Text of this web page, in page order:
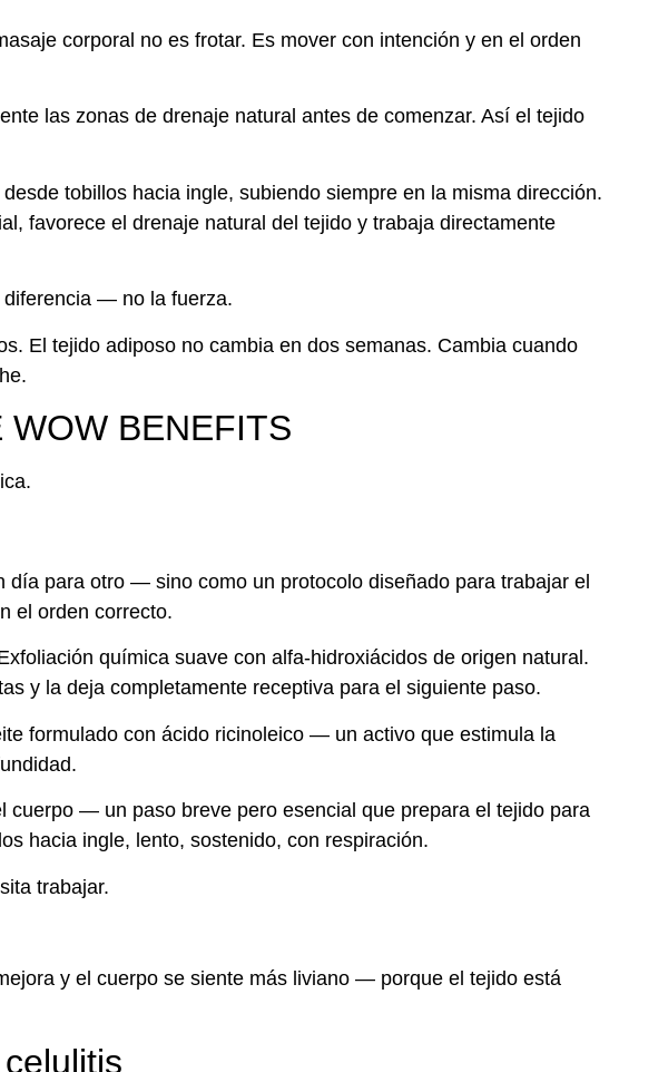
corporal no es frotar. Es mover con intención y en el orden
las zonas de drenaje natural antes de comenzar. Así el tejido
tobillos hacia ingle, subiendo siempre en la misma dirección.
favorece el drenaje natural del tejido y trabaja directamente
diferencia — no la fuerza.
El tejido adiposo no cambia en dos semanas. Cambia cuando
BENEFITS
día para otro — sino como un protocolo diseñado para trabajar el
el orden correcto.
química suave con alfa-hidroxiácidos de origen natural.
y la deja completamente receptiva para el siguiente paso.
formulado con ácido ricinoleico — un activo que estimula la
cuerpo — un paso breve pero esencial que prepara el tejido para
hacia ingle, lento, sostenido, con respiración.
trabajar.
y el cuerpo se siente más liviano — porque el tejido está